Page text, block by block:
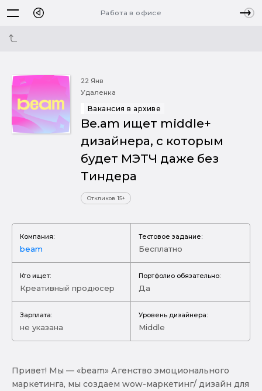
Работа в офисе
22 Янв
Удаленка
Вакансия в архиве
Be.am ищет middle+
дизайнера, c которым
будет МЭТЧ даже без
Тиндера
Откликов 15+
Компания:
beam
Тестовое задание:
Бесплатно
Кто ищет:
Креативный продюсер
Портфолио обязательно:
Да
Зарплата:
не указана
Уровень дизайнера:
Middle
Привет! Мы — «beam» Агенство эмоционального
маркетинга, мы создаем wow-маркетинг/ дизайн для